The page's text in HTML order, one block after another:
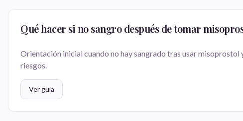
Qué hacer si no sangro después de tomar
Orientación inicial cuando no hay sangrado tras usar misoprostol
riesgos.
Ver guía